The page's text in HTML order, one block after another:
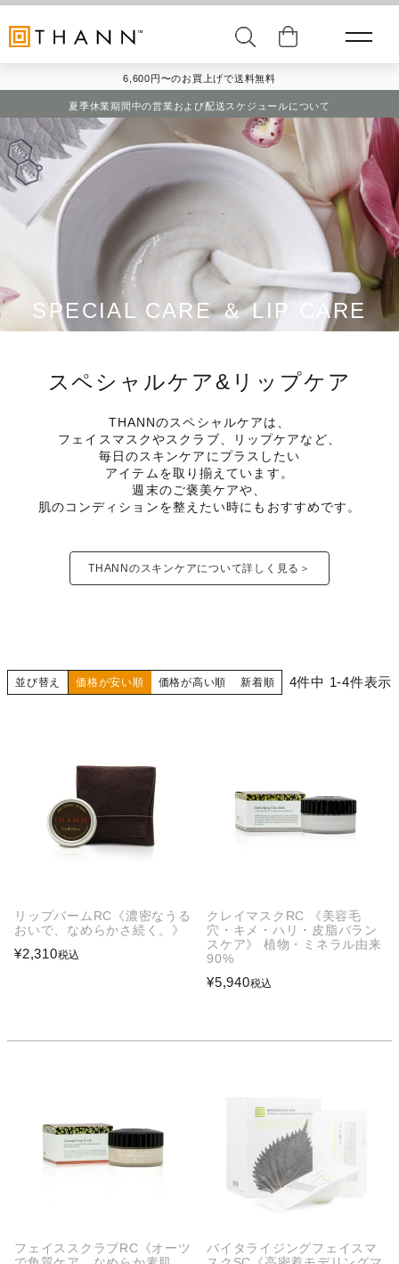
6,600円〜のお買上げで送料無料
夏季休業期間中の営業および配送スケジュールについて
SPECIAL CARE ＆ LIP CARE
スペシャルケア&リップケア
THANNのスペシャルケアは、
フェイスマスクやスクラブ、リップケアなど、
毎日のスキンケアにプラスしたい
アイテムを取り揃えています。
週末のご褒美ケアや、
肌のコンディションを整えたい時にもおすすめです。
THANNのスキンケアについて詳しく見る＞
並び替え 価格が安い順 価格が高い順 新着順 4件中 1-4件表示
リップバームRC《濃密なうる
おいで、なめらかさ続く。》
¥2,310税込
クレイマスクRC 《美容毛
穴・キメ・ハリ・皮脂バラン
スケア》 植物・ミネラル由来
90%
¥5,940税込
フェイススクラブRC《オーツ
バイタライジングフェイスマ